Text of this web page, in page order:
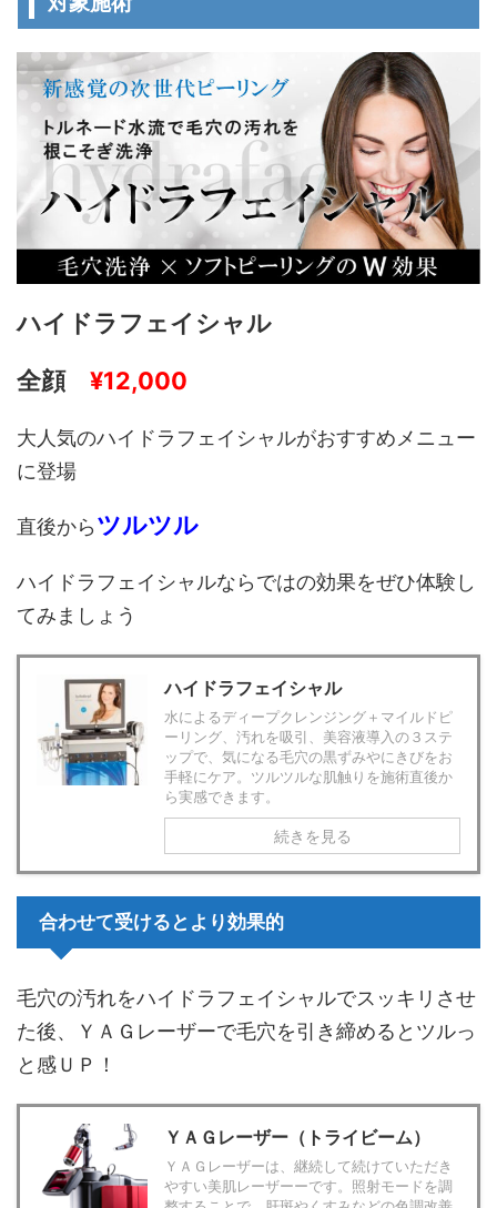
ハイドラフェイシャル
全顔 ¥12,000
大人気のハイドラフェイシャルがおすすめメニュー
に登場
直後からツルツル
ハイドラフェイシャルならではの効果をぜひ体験し
てみましょう
ハイドラフェイシャル
水によるディープクレンジング＋マイルドピ
ーリング、汚れを吸引、美容液導入の３ステ
ップで、気になる毛穴の黒ずみやにきびをお
手軽にケア。ツルツルな肌触りを施術直後か
ら実感できます。
続きを見る
合わせて受けるとより効果的
毛穴の汚れをハイドラフェイシャルでスッキリさせ
た後、ＹＡＧレーザーで毛穴を引き締めるとツルっ
と感ＵＰ！
ＹＡＧレーザー（トライビーム）
ＹＡＧレーザーは、継続して続けていただき
やすい美肌レーザーーです。照射モードを調